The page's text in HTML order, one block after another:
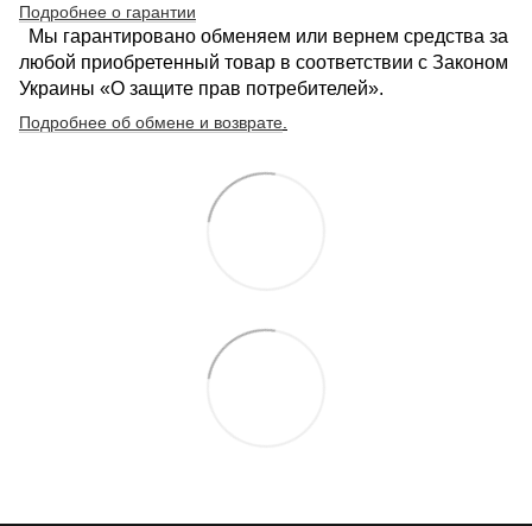
Подробнее о гарантии
Мы гарантировано обменяем или вернем средства за
любой приобретенный товар в соответствии с Законом
Украины «О защите прав потребителей».
Подробнее об обмене и возврате